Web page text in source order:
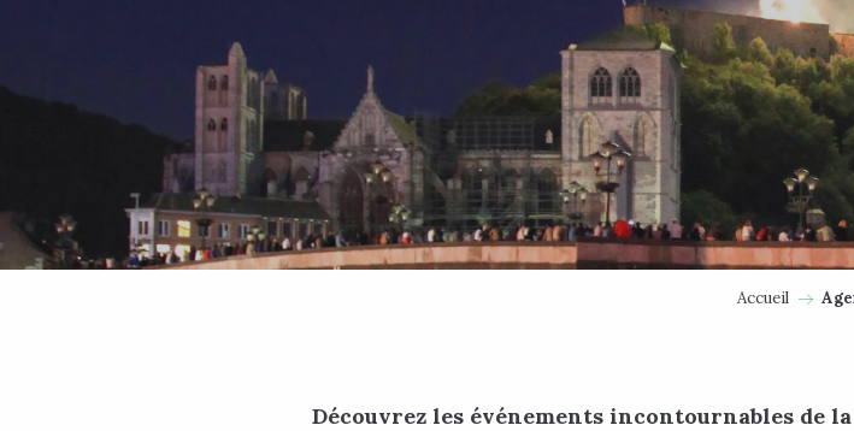
Accueil
Découvrez les événements incontournables de